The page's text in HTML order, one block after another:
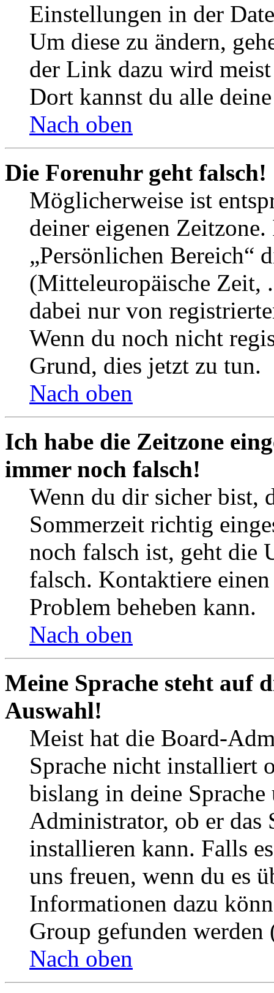
Einstellungen in der
Um diese zu ändern,
der Link dazu wird
Dort kannst du alle
Nach oben
Die Forenuhr geht falsch!
Möglicherweise ist
deiner eigenen
„Persönlichen Bereich“
(Mitteleuropäische Zeit,
dabei nur von
Wenn du noch nicht
Grund, dies jetzt zu tun.
Nach oben
Ich habe die Zeitzone
immer noch falsch!
Wenn du dir sicher bist,
Sommerzeit richtig
noch falsch ist, geht die
falsch. Kontaktiere
Problem beheben kann.
Nach oben
Meine Sprache steht auf
Auswahl!
Meist hat die Board-
Sprache nicht installiert
bislang in deine
Administrator, ob er das
installieren kann. Falls
uns freuen, wenn du es
Informationen dazu
Group gefunden
Nach oben